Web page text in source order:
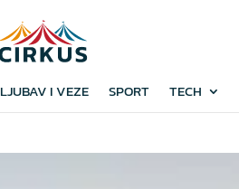
LJUBAV I VEZE SPORT TECH